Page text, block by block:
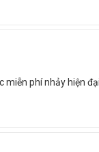
miễn phí nhảy hiện